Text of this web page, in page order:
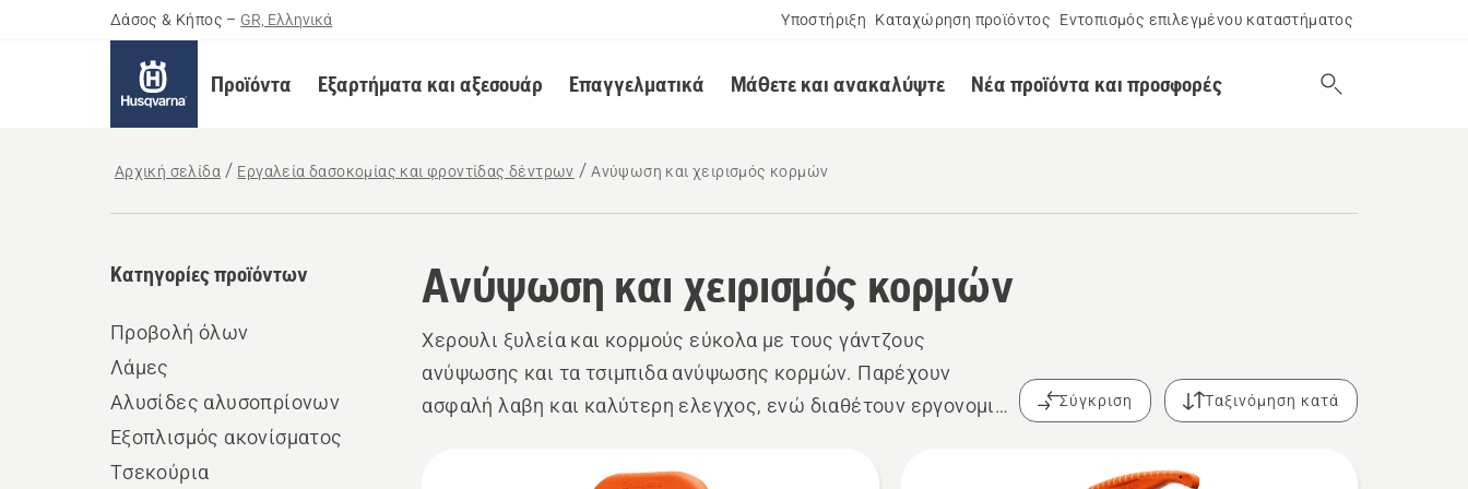
Δάσος & Κήπος – GR, Ελληνικά Υποστήριξη Καταχώρηση προϊόντος Εντοπισμός επιλεγμένου καταστήματος
Προϊόντα Εξαρτήματα και αξεσουάρ Επαγγελματικά Μάθετε και ανακαλύψτε Νέα προϊόντα και προσφορές
Αρχική σελίδα Εργαλεία δασοκομίας και φροντίδας δέντρων Ανύψωση και χειρισμός κορμών
Ανύψωση και χειρισμός κορμών
Κατηγορίες προϊόντων
Προβολή όλων
Λάμες
Αλυσίδες αλυσοπρίονων
Εξοπλισμός ακονίσματος
Τσεκούρια
Χερουλι ξυλεία και κορμούς εύκολα με τους γάντζους
ανύψωσης και τα τσιμπιδα ανύψωσης κορμών. Παρέχουν
ασφαλή λαβη και καλύτερη ελεγχος, ενώ διαθέτουν εργονομική
Σύγκριση Ταξινόμηση κατά